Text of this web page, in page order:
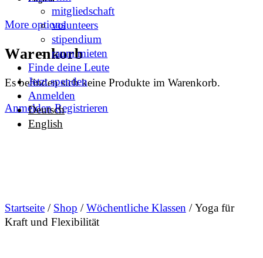
More options
Warenkorb
Es befinden sich keine Produkte im Warenkorb.
Anmelden Registrieren
mitgliedschaft
volunteers
stipendium
raum mieten
Finde deine Leute
Jetzt spenden
Anmelden
Deutsch
English
Startseite / Shop /Wöchentliche Klassen/ Yoga für
Kraft und Flexibilität